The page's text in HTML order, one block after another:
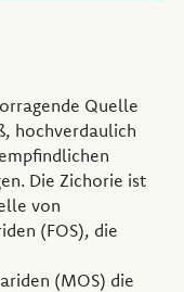
Quelle
hochverdaulich
Die Zichorie ist
von
(FOS), die
(MOS) die